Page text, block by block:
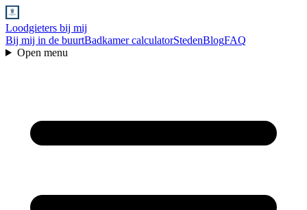
Loodgieters bij mij
Bij mij in de buurtBadkamer calculatorStedenBlogFAQ
Open menu